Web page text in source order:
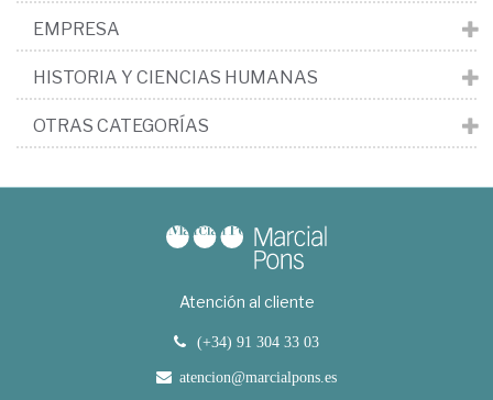
EMPRESA
HISTORIA Y CIENCIAS HUMANAS
OTRAS CATEGORÍAS
Atención al cliente
(+34) 91 304 33 03
atencion@marcialpons.es